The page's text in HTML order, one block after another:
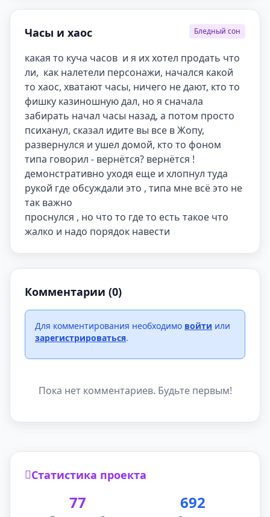
Часы и хаос Бледный сон
какая то куча часов  и я их хотел продать что
ли,  как налетели персонажи, начался какой
то хаос, хватают часы, ничего не дают, кто то
фишку казиношную дал, но я сначала
забирать начал часы назад, а потом просто
психанул, сказал идите вы все в Жопу,
развернулся и ушел домой, кто то фоном
типа говорил - вернётся? вернётся !
демонстративно уходя еще и хлопнул туда
рукой где обсуждали это , типа мне всё это не
так важно
проснулся , но что то где то есть такое что
жалко и надо порядок навести
Комментарии (0)
Для комментирования необходимо войти или
зарегистрироваться.
Пока нет комментариев. Будьте первым!
Статистика проекта
77 692